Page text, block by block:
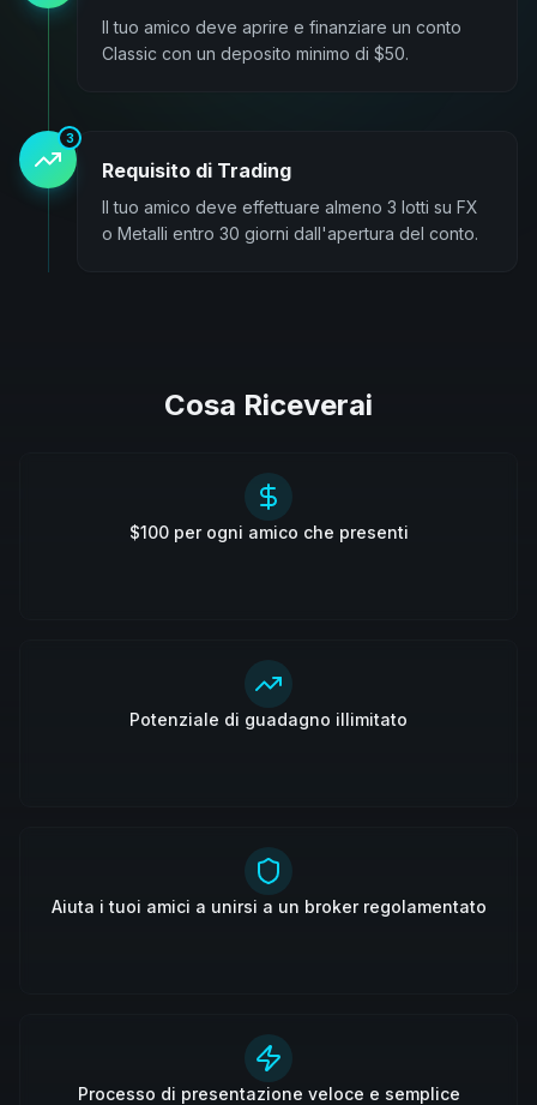
Il tuo amico deve aprire e finanziare un conto
Classic con un deposito minimo di $50.
3
Requisito di Trading
Il tuo amico deve effettuare almeno 3 lotti su FX
o Metalli entro 30 giorni dall'apertura del conto.
Cosa Riceverai
$100 per ogni amico che presenti
Potenziale di guadagno illimitato
Aiuta i tuoi amici a unirsi a un broker regolamentato
Processo di presentazione veloce e semplice